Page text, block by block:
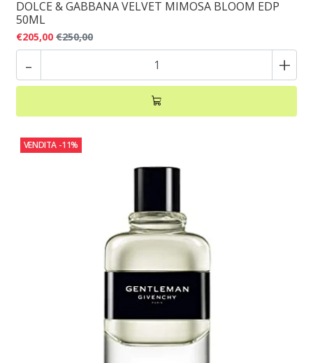
DOLCE & GABBANA VELVET MIMOSA BLOOM EDP
50ML
€205,00 €250,00
- +
VENDITA -11%